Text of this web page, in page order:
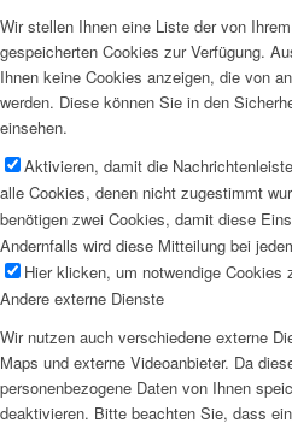
Wir stellen Ihnen eine Liste der von
gespeicherten Cookies zur Verfügung.
Ihnen keine Cookies anzeigen, die von
werden. Diese können Sie in den
einsehen.
Aktivieren, damit die
alle Cookies, denen nicht zugestimmt
benötigen zwei Cookies, damit diese
Andernfalls wird diese Mitteilung bei
Hier klicken, um notwendige Cookies
Andere externe Dienste
Wir nutzen auch verschiedene externe
Maps und externe Videoanbieter. Da
personenbezogene Daten von Ihnen
deaktivieren. Bitte beachten Sie, dass